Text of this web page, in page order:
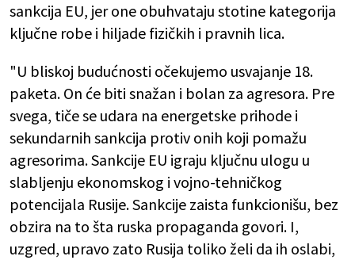
sankcija EU, jer one obuhvataju stotine kategorija
ključne robe i hiljade fizičkih i pravnih lica.
"U bliskoj budućnosti očekujemo usvajanje 18.
paketa. On će biti snažan i bolan za agresora. Pre
svega, tiče se udara na energetske prihode i
sekundarnih sankcija protiv onih koji pomažu
agresorima. Sankcije EU igraju ključnu ulogu u
slabljenju ekonomskog i vojno-tehničkog
potencijala Rusije. Sankcije zaista funkcionišu, bez
obzira na to šta ruska propaganda govori. I,
uzgred, upravo zato Rusija toliko želi da ih oslabi,